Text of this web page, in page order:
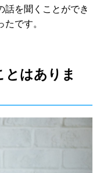
話を聞くことができ
です。
とはありま